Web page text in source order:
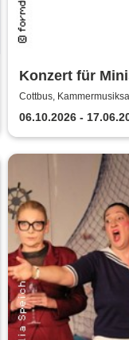
Konzert für
Staatstheater
Cottbus,
06.10.2026 -